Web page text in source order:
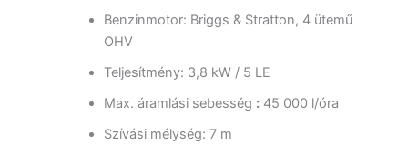
Benzinmotor: Briggs & Stratton, 4 ütemű
OHV
Teljesítmény: 3,8 kW / 5 LE
Max. áramlási sebesség :45 000 l/óra
Szívási mélység: 7 m